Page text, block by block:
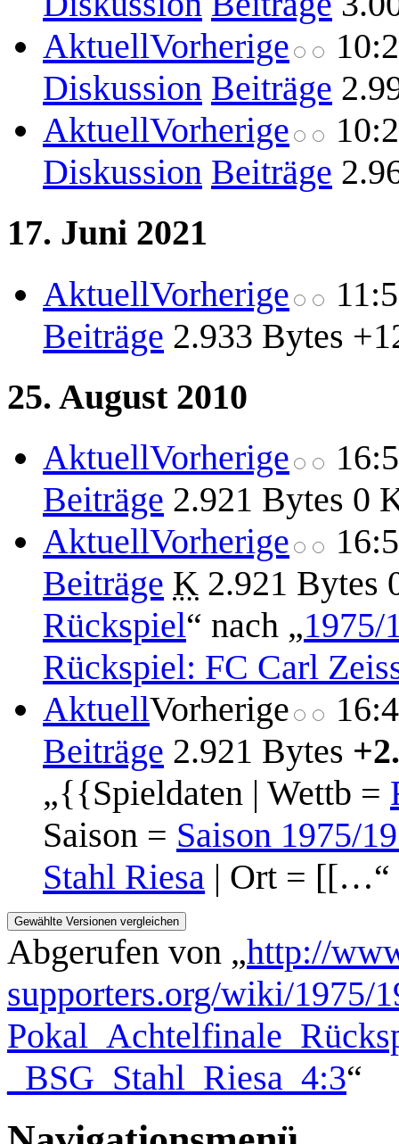
AktuellVorherige
Diskussion Beiträge
AktuellVorherige
Diskussion Beiträge
17. Juni 2021
AktuellVorherige
Beiträge 2.933 Bytes
25. August 2010
AktuellVorherige
Beiträge 2.921 Bytes 0
AktuellVorherige
Beiträge K 2.921 Bytes
Rückspiel“ nach „1975/
Rückspiel: FC Carl
AktuellVorherige
Beiträge 2.921 Bytes
„{{Spieldaten | Wettb =
Saison = Saison 1975/
Stahl Riesa | Ort = [[…“
Abgerufen von „http://
supporters.org/wiki/1975/
_BSG_Stahl_Riesa_4:3“